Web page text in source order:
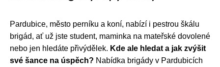
Pardubice, město perníku a koní, nabízí i pestrou škálu
brigád, ať už jste student, maminka na mateřské dovolené
nebo jen hledáte přivýdělek. Kde ale hledat a jak zvýšit
své šance na úspěch? Nabídka brigády v Pardubicích